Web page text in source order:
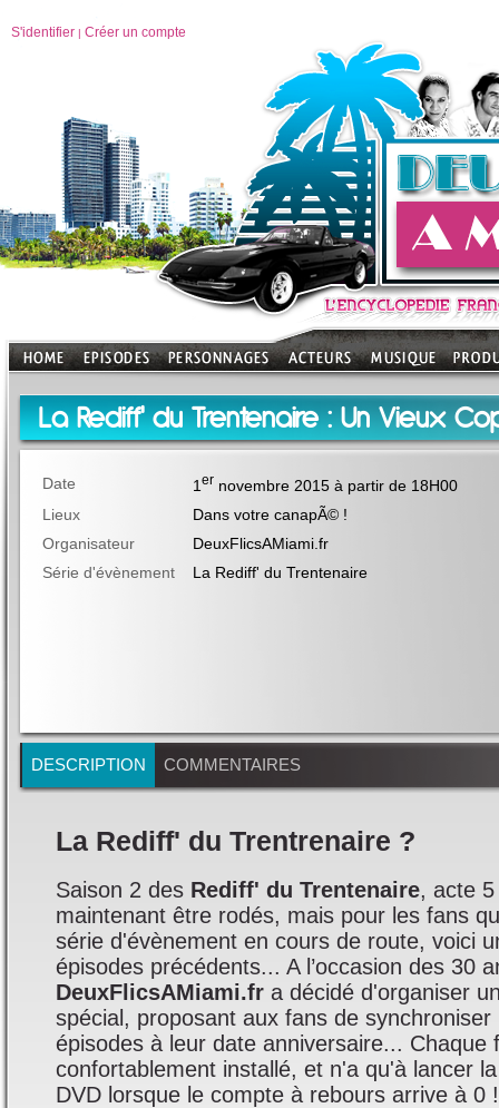
S'identifier | Créer un compte
La Rediff' du Trentenaire : Un Vieux
Date 1 er novembre 2015 à partir de 18H00
Lieux
Dans votre canapÃ© !
Organisateur
DeuxFlicsAMiami.fr
Série d'évènement
La Rediff' du Trentenaire
DESCRIPTION COMMENTAIRES
La Rediff' du Trentrenaire ?
Saison 2 des Rediff' du Trentenaire, acte
maintenant être rodés, mais pour les fans
série d'évènement en cours de route, voici
épisodes précédents... A l’occasion des 30
DeuxFlicsAMiami.fr a décidé d'organiser
spécial, proposant aux fans de synchroniser
épisodes à leur date anniversaire... Chaque
confortablement installé, et n'a qu'à lancer
DVD lorsque le compte à rebours arrive à 0 !